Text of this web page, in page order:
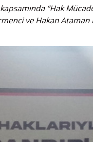
“Hak
ve Hakan